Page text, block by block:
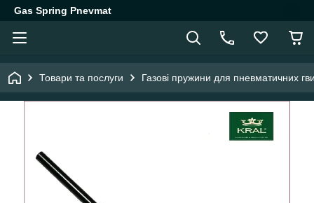
Gas Spring Pnevmat
Товари та послуги Газові пружини для пневматичних